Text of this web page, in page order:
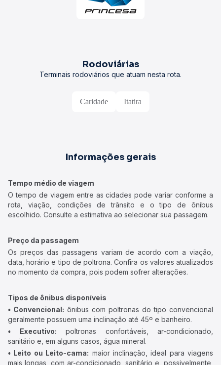
Rodoviárias
Terminais rodoviários que atuam nesta rota.
Caridade Itatira
Informações gerais
Tempo médio de viagem
O tempo de viagem entre as cidades pode variar conforme a
rota, viação, condições de trânsito e o tipo de ônibus
escolhido. Consulte a estimativa ao selecionar sua passagem.
Preço da passagem
Os preços das passagens variam de acordo com a viação,
data, horário e tipo de poltrona. Confira os valores atualizados
no momento da compra, pois podem sofrer alterações.
Tipos de ônibus disponíveis
• Convencional: ônibus com poltronas do tipo convencional
geralmente possuem uma inclinação até 45º e banheiro.
• Executivo: poltronas confortáveis, ar-condicionado,
sanitário e, em alguns casos, água mineral.
• Leito ou Leito-cama: maior inclinação, ideal para viagens
mais longas, com ar-condicionado, sanitário e, possivelmente,